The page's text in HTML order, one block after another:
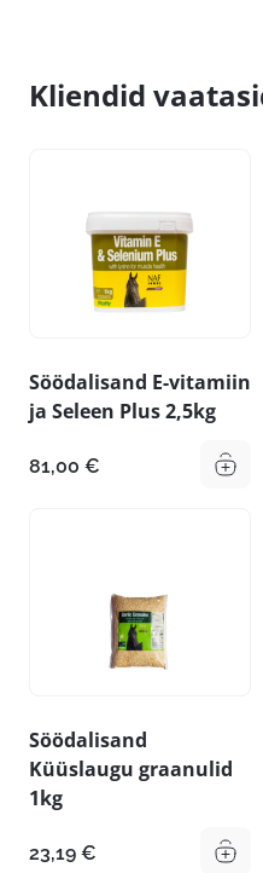
Kliendid
Söödalisand E-vitamiin
ja Seleen Plus 2,5kg
81,00 €
Söödalisand
Küüslaugu graanulid
1kg
23,19 €